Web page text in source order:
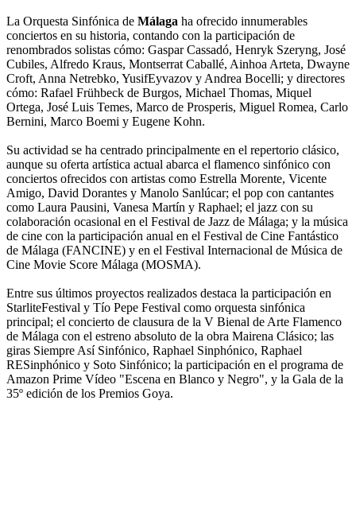
La Orquesta Sinfónica de Málaga ha ofrecido innumerables
conciertos en su historia, contando con la participación de
renombrados solistas cómo: Gaspar Cassadó, Henryk Szeryng, José
Cubiles, Alfredo Kraus, Montserrat Caballé, Ainhoa Arteta, Dwayne
Croft, Anna Netrebko, YusifEyvazov y Andrea Bocelli; y directores
cómo: Rafael Frühbeck de Burgos, Michael Thomas, Miquel
Ortega, José Luis Temes, Marco de Prosperis, Miguel Romea, Carlo
Bernini, Marco Boemi y Eugene Kohn.
Su actividad se ha centrado principalmente en el repertorio clásico,
aunque su oferta artística actual abarca el flamenco sinfónico con
conciertos ofrecidos con artistas como Estrella Morente, Vicente
Amigo, David Dorantes y Manolo Sanlúcar; el pop con cantantes
como Laura Pausini, Vanesa Martín y Raphael; el jazz con su
colaboración ocasional en el Festival de Jazz de Málaga; y la música
de cine con la participación anual en el Festival de Cine Fantástico
de Málaga (FANCINE) y en el Festival Internacional de Música de
Cine Movie Score Málaga (MOSMA).
Entre sus últimos proyectos realizados destaca la participación en
StarliteFestival y Tío Pepe Festival como orquesta sinfónica
principal; el concierto de clausura de la V Bienal de Arte Flamenco
de Málaga con el estreno absoluto de la obra Mairena Clásico; las
giras Siempre Así Sinfónico, Raphael Sinphónico, Raphael
RESinphónico y Soto Sinfónico; la participación en el programa de
Amazon Prime Vídeo "Escena en Blanco y Negro", y la Gala de la
35º edición de los Premios Goya.